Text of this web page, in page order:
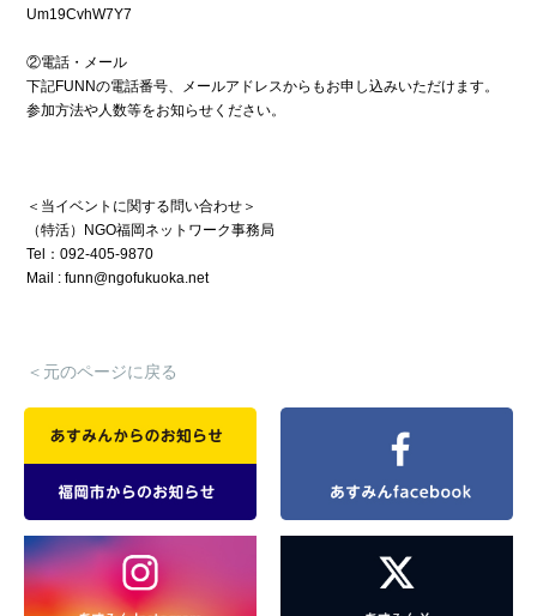
Um19CvhW7Y7
②電話・メール
下記FUNNの電話番号、メールアドレスからもお申し込みいただけます。
参加方法や人数等をお知らせください。
＜当イベントに関する問い合わせ＞
（特活）NGO福岡ネットワーク事務局
Tel：092-405-9870
Mail : funn@ngofukuoka.net
＜元のページに戻る